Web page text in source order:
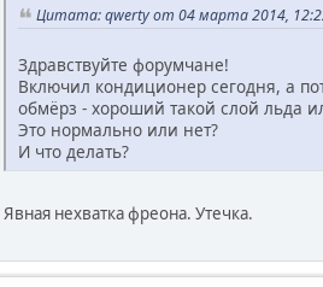
Цитата: qwerty от 04 марта 2014,
Здравствуйте форумчане!
Включил кондиционер сегодня, а
обмёрз - хороший такой слой льда
Это нормально или нет?
И что делать?
Явная нехватка фреона. Утечка.